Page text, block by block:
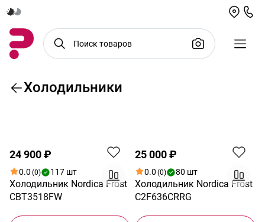
Холодильники
24 900 ₽
0.0 (0) 117 шт
Холодильник Nordica Frost
CBT3518FW
25 000 ₽
0.0 (0) 80 шт
Холодильник Nordica Frost
C2F636CRRG